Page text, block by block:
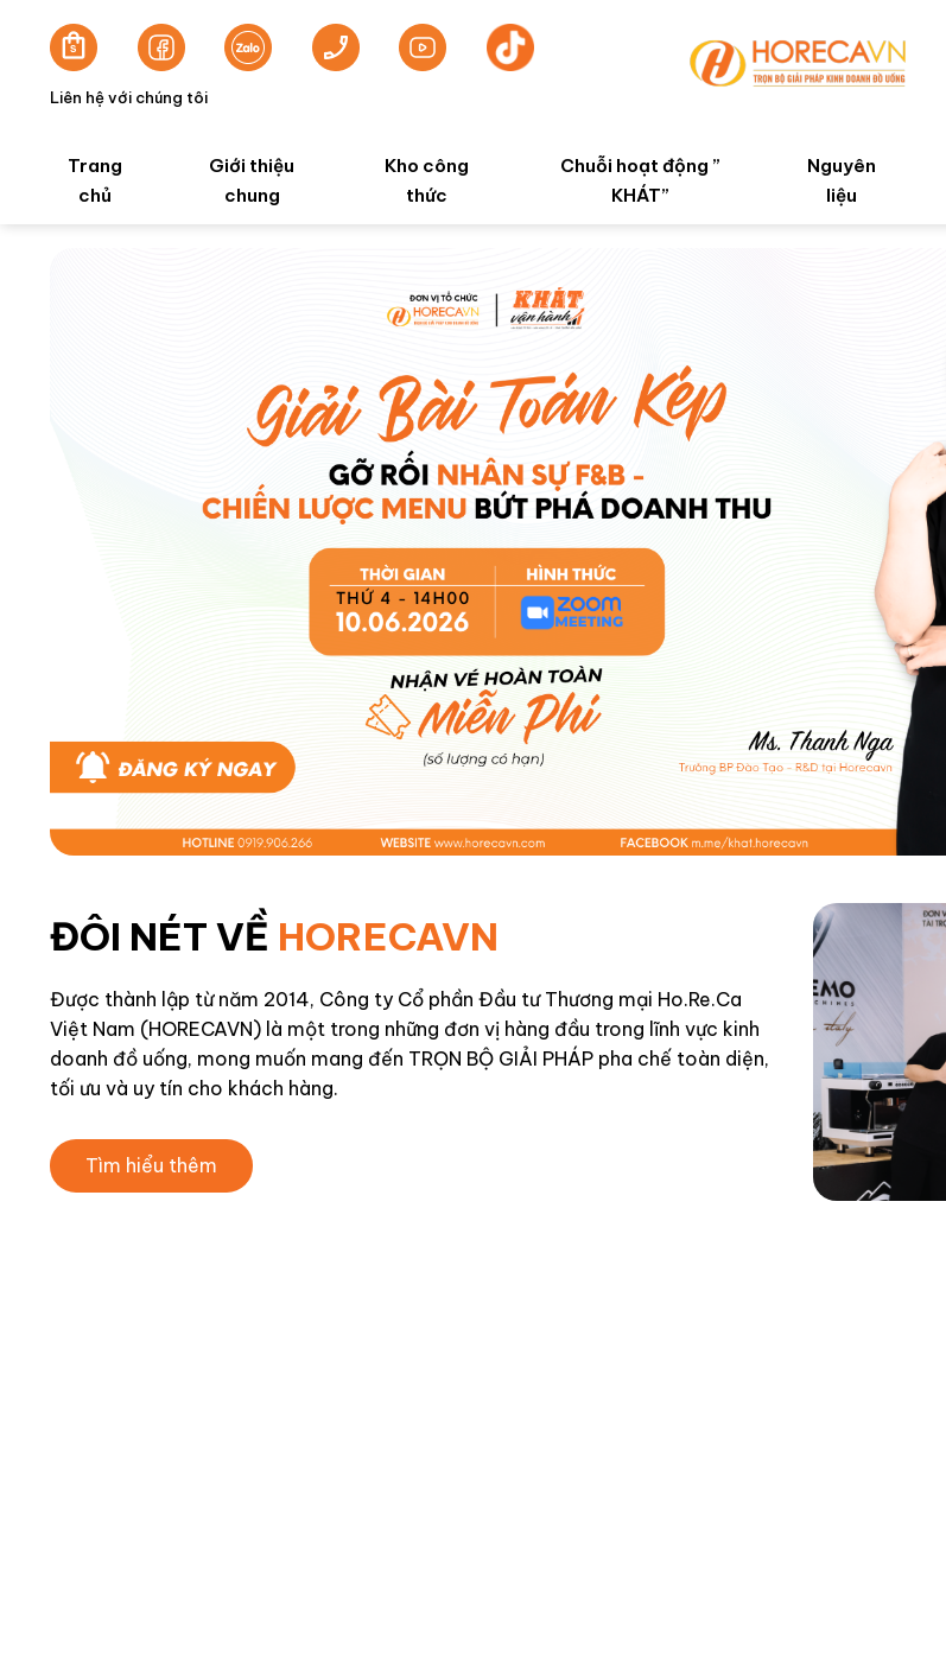
Liên hệ với chúng tôi
Trang
chủ
Giới thiệu
chung
Kho công
thức
Chuỗi hoạt động ”
KHÁT”
Nguyên
liệu
ĐÔI NÉT VỀ HORECAVN
Được thành lập từ năm 2014, Công ty Cổ phần Đầu tư Thương mại Ho.Re.Ca
Việt Nam (HORECAVN) là một trong những đơn vị hàng đầu trong lĩnh vực kinh
doanh đồ uống, mong muốn mang đến TRỌN BỘ GIẢI PHÁP pha chế toàn diện,
tối ưu và uy tín cho khách hàng.
Tìm hiểu thêm